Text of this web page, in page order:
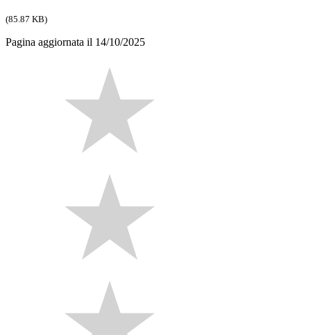
(85.87 KB)
Pagina aggiornata il 14/10/2025